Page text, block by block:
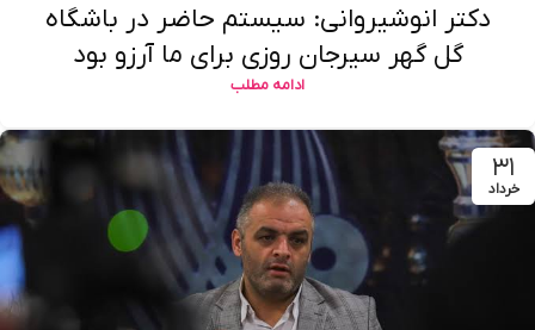
دکتر انوشیروانی: سیستم حاضر در باشگاه
گل گهر سیرجان روزی برای ما آرزو بود
ادامه مطلب
۳۱
خرداد